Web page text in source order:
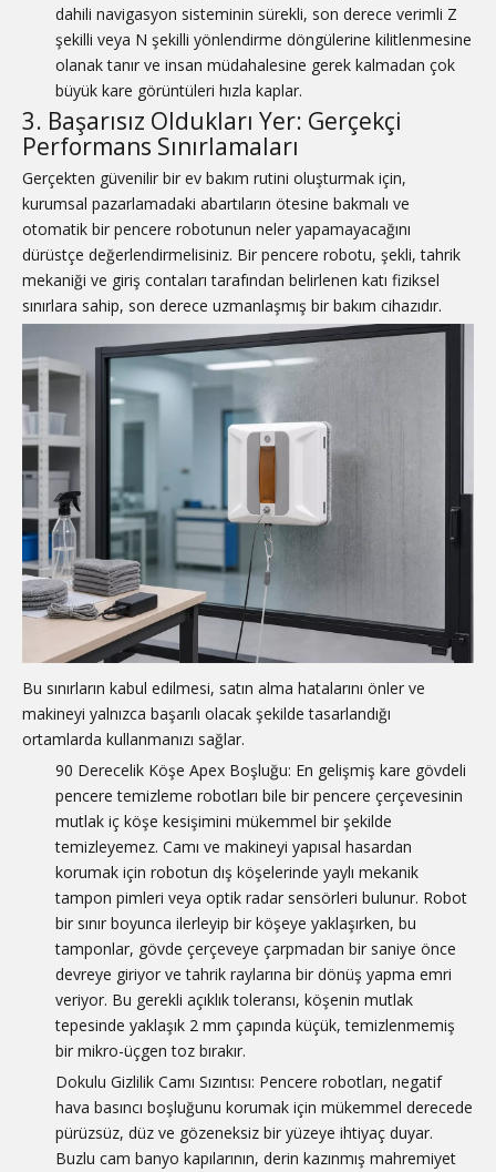
dahili navigasyon sisteminin sürekli, son derece verimli Z
şekilli veya N şekilli yönlendirme döngülerine kilitlenmesine
olanak tanır ve insan müdahalesine gerek kalmadan çok
büyük kare görüntüleri hızla kaplar.
3. Başarısız Oldukları Yer: Gerçekçi
Performans Sınırlamaları
Gerçekten güvenilir bir ev bakım rutini oluşturmak için,
kurumsal pazarlamadaki abartıların ötesine bakmalı ve
otomatik bir pencere robotunun neler yapamayacağını
dürüstçe değerlendirmelisiniz. Bir pencere robotu, şekli, tahrik
mekaniği ve giriş contaları tarafından belirlenen katı fiziksel
sınırlara sahip, son derece uzmanlaşmış bir bakım cihazıdır.
Bu sınırların kabul edilmesi, satın alma hatalarını önler ve
makineyi yalnızca başarılı olacak şekilde tasarlandığı
ortamlarda kullanmanızı sağlar.
90 Derecelik Köşe Apex Boşluğu: En gelişmiş kare gövdeli
pencere temizleme robotları bile bir pencere çerçevesinin
mutlak iç köşe kesişimini mükemmel bir şekilde
temizleyemez. Camı ve makineyi yapısal hasardan
korumak için robotun dış köşelerinde yaylı mekanik
tampon pimleri veya optik radar sensörleri bulunur. Robot
bir sınır boyunca ilerleyip bir köşeye yaklaşırken, bu
tamponlar, gövde çerçeveye çarpmadan bir saniye önce
devreye giriyor ve tahrik raylarına bir dönüş yapma emri
veriyor. Bu gerekli açıklık toleransı, köşenin mutlak
tepesinde yaklaşık 2 mm çapında küçük, temizlenmemiş
bir mikro-üçgen toz bırakır.
Dokulu Gizlilik Camı Sızıntısı: Pencere robotları, negatif
hava basıncı boşluğunu korumak için mükemmel derecede
pürüzsüz, düz ve gözeneksiz bir yüzeye ihtiyaç duyar.
Buzlu cam banyo kapılarının, derin kazınmış mahremiyet